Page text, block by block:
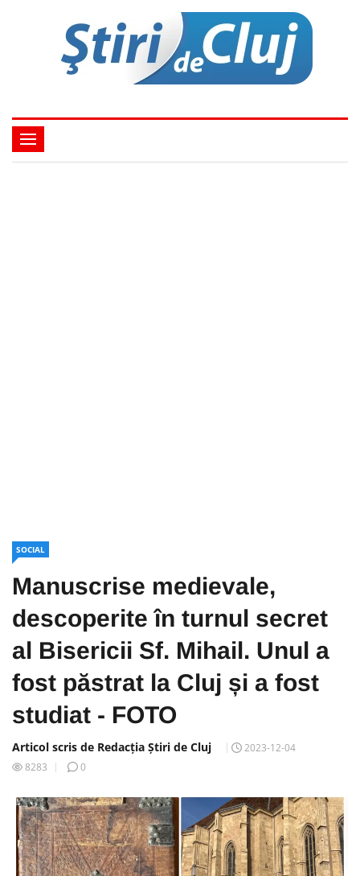
SOCIAL
Manuscrise medievale,
descoperite în turnul secret
al Bisericii Sf. Mihail. Unul a
fost păstrat la Cluj și a fost
studiat - FOTO
Articol scris de Redacția Știri de Cluj
2023-12-04
8283
0